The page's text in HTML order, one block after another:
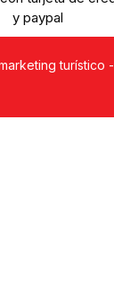
turístico -